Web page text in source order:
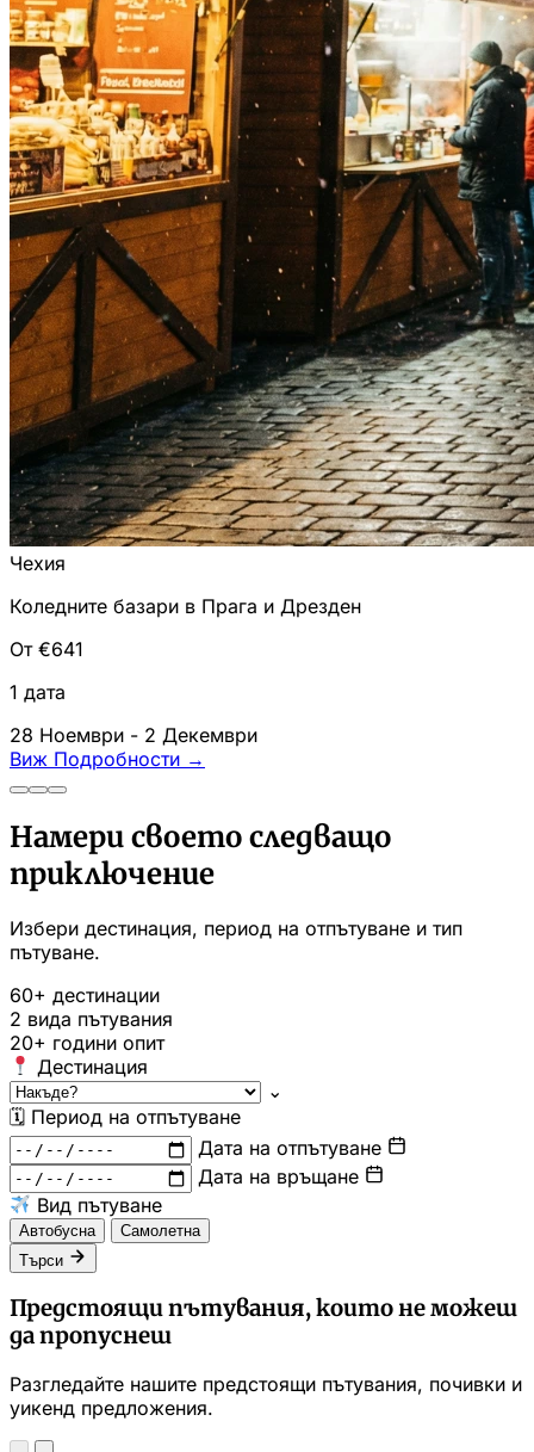
Чехия
Коледните базари в Прага и Дрезден
От €641
1 дата
28 Ноември - 2 Декември
Виж Подробности →
Намери своето следващо
приключение
Избери дестинация, период на отпътуване и тип
пътуване.
60+ дестинации
2 вида пътувания
20+ години опит
Дестинация
⌄
🗓 Период на отпътуване
Дата на отпътуване
Дата на връщане
Вид пътуване
Автобусна
Самолетна
Търси
Предстоящи пътувания, които не можеш
да пропуснеш
Разгледайте нашите предстоящи пътувания, почивки и
уикенд предложения.